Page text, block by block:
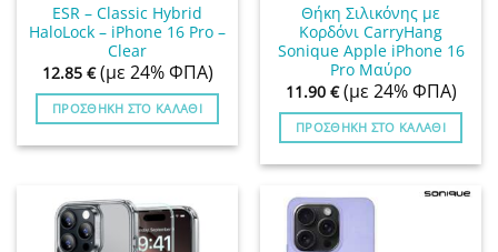
ESR – Classic Hybrid
HaloLock – iPhone 16 Pro –
Clear
12.85 € (με 24% ΦΠΑ)
ΠΡΟΣΘΉΚΗ ΣΤΟ ΚΑΛΆΘΙ
Θήκη Σιλικόνης με
Κορδόνι CarryHang
Sonique Apple iPhone 16
Pro Μαύρο
11.90 € (με 24% ΦΠΑ)
ΠΡΟΣΘΉΚΗ ΣΤΟ ΚΑΛΆΘΙ